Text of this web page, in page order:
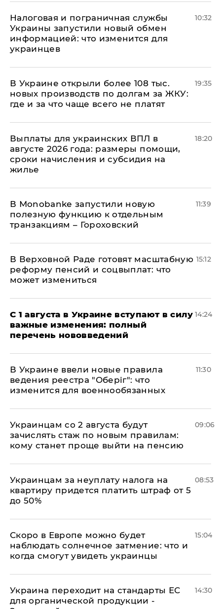
Налоговая и пограничная службы
Украины запустили новый обмен
информацией: что изменится для
украинцев
10:32
В Украине открыли более 108 тыс.
новых производств по долгам за ЖКУ:
где и за что чаще всего не платят
19:35
Выплаты для украинских ВПЛ в
августе 2026 года: размеры помощи,
сроки начисления и субсидия на
жилье
18:20
В Мonobankе запустили новую
полезную функцию к отдельным
транзакциям – Гороховский
11:39
В Верховной Раде готовят масштабную
реформу пенсий и соцвыплат: что
может измениться
15:12
С 1 августа в Украине вступают в силу
важные изменения: полный
перечень нововведений
14:24
В Украине ввели новые правила
ведения реестра "Оберіг": что
изменится для военнообязанных
11:30
Украинцам со 2 августа будут
зачислять стаж по новым правилам:
кому станет проще выйти на пенсию
09:06
Украинцам за неуплату налога на
квартиру придется платить штраф от 5
до 50%
08:53
Скоро в Европе можно будет
наблюдать солнечное затмение: что и
когда смогут увидеть украинцы
15:04
Украина переходит на стандарты ЕС
для органической продукции -
14:30